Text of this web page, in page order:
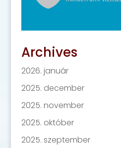
Archives
2026. január
2025. december
2025. november
2025. október
2025. szeptember